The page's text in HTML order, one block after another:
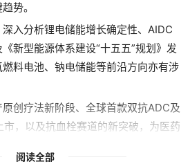
势。
深入分析锂电储能增长确定性、AIDC
新型能源体系建设“十五五”规划》发
料电池、钠电储能等前沿方向亦有涉
原创疗法新阶段、全球首款双抗ADC及
，以及抗血栓赛道的新突破，为医药
阅读全部